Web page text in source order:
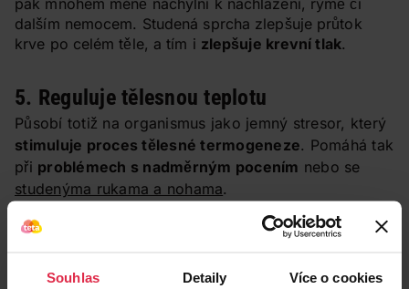
Souhlas Detaily Více o cookies
pak mnohem méně náchylní k nachlazení, rýmě či
dalším nemocem. Studená sprcha zlepšuje průtok
krve po celém těle, a tím i zlepšuje krevní tlak.
5. Reguluje tělesnou teplotu
Působí totiž na organismus jako jemný stresor, který
stimuluje proces tělesné termogeneze. Pomáhá tak
při problémech s nadměrným pocením nebo se
studenýma rukama a nohama.
6. Zlepšuje stav pokožky i vlasů
Je známo, že teplá voda vysušuje pokožku i vlasy.